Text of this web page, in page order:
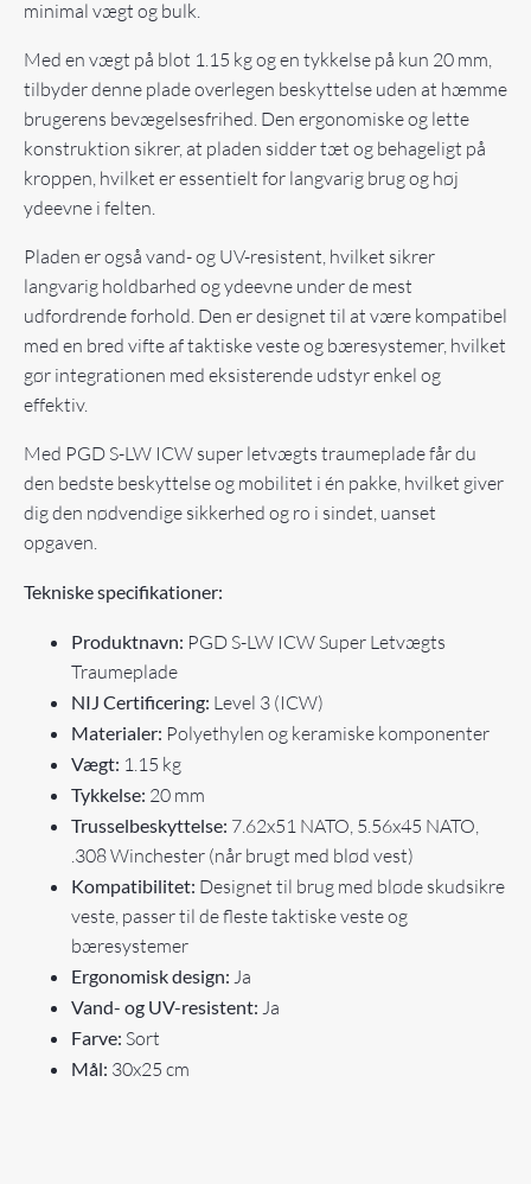
minimal vægt og bulk.
Med en vægt på blot 1.15 kg og en tykkelse på kun 20 mm,
tilbyder denne plade overlegen beskyttelse uden at hæmme
brugerens bevægelsesfrihed. Den ergonomiske og lette
konstruktion sikrer, at pladen sidder tæt og behageligt på
kroppen, hvilket er essentielt for langvarig brug og høj
ydeevne i felten.
Pladen er også vand- og UV-resistent, hvilket sikrer
langvarig holdbarhed og ydeevne under de mest
udfordrende forhold. Den er designet til at være kompatibel
med en bred vifte af taktiske veste og bæresystemer, hvilket
gør integrationen med eksisterende udstyr enkel og
effektiv.
Med PGD S-LW ICW super letvægts traumeplade får du
den bedste beskyttelse og mobilitet i én pakke, hvilket giver
dig den nødvendige sikkerhed og ro i sindet, uanset
opgaven.
Tekniske specifikationer:
Produktnavn: PGD S-LW ICW Super Letvægts
Traumeplade
NIJ Certificering: Level 3 (ICW)
Materialer: Polyethylen og keramiske komponenter
Vægt: 1.15 kg
Tykkelse: 20 mm
Trusselbeskyttelse: 7.62x51 NATO, 5.56x45 NATO,
.308 Winchester (når brugt med blød vest)
Kompatibilitet: Designet til brug med bløde skudsikre
veste, passer til de fleste taktiske veste og
bæresystemer
Ergonomisk design: Ja
Vand- og UV-resistent: Ja
Farve: Sort
Mål: 30x25 cm